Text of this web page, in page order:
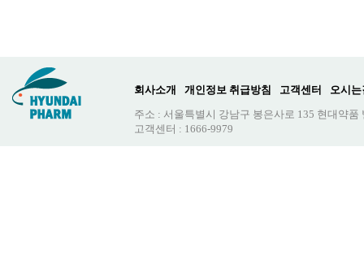
회사소개 개인정보 취급방침 고객센터
오시는
주소 : 서울특별시 강남구 봉은사로 135 현대약품
고객센터 : 1666-9979